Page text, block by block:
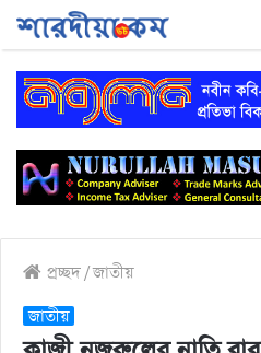
প্রচ্ছদ/জাতীয়
জাতীয়